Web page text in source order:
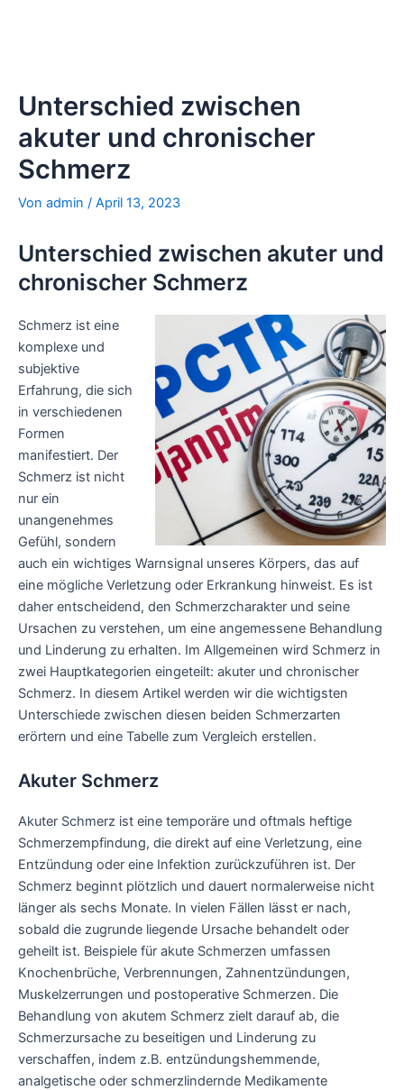
Unterschied zwischen
akuter und chronischer
Schmerz
Von admin / April 13, 2023
Unterschied zwischen akuter und
chronischer Schmerz
Schmerz ist eine
komplexe und
subjektive
Erfahrung, die sich
in verschiedenen
Formen
manifestiert. Der
Schmerz ist nicht
nur ein
unangenehmes
Gefühl, sondern
auch ein wichtiges Warnsignal unseres Körpers, das auf
eine mögliche Verletzung oder Erkrankung hinweist. Es ist
daher entscheidend, den Schmerzcharakter und seine
Ursachen zu verstehen, um eine angemessene Behandlung
und Linderung zu erhalten. Im Allgemeinen wird Schmerz in
zwei Hauptkategorien eingeteilt: akuter und chronischer
Schmerz. In diesem Artikel werden wir die wichtigsten
Unterschiede zwischen diesen beiden Schmerzarten
erörtern und eine Tabelle zum Vergleich erstellen.
Akuter Schmerz
Akuter Schmerz ist eine temporäre und oftmals heftige
Schmerzempfindung, die direkt auf eine Verletzung, eine
Entzündung oder eine Infektion zurückzuführen ist. Der
Schmerz beginnt plötzlich und dauert normalerweise nicht
länger als sechs Monate. In vielen Fällen lässt er nach,
sobald die zugrunde liegende Ursache behandelt oder
geheilt ist. Beispiele für akute Schmerzen umfassen
Knochenbrüche, Verbrennungen, Zahnentzündungen,
Muskelzerrungen und postoperative Schmerzen. Die
Behandlung von akutem Schmerz zielt darauf ab, die
Schmerzursache zu beseitigen und Linderung zu
verschaffen, indem z.B. entzündungshemmende,
analgetische oder schmerzlindernde Medikamente